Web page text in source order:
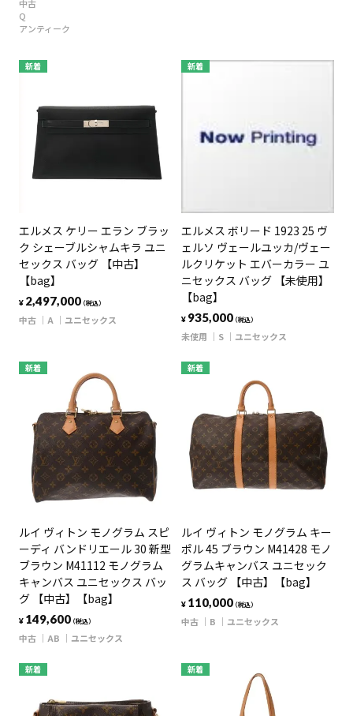
中古
Q
アンティーク
新着
エルメス ケリー エラン ブラッ
ク シェーブルシャムキラ ユニ
セックス バッグ 【中古】
【bag】
¥ 2,497,000（税込）
中古 A ユニセックス
新着
エルメス ボリード 1923 25 ヴ
ェルソ ヴェールユッカ/ヴェー
ルクリケット エバーカラー ユ
ニセックス バッグ 【未使用】
【bag】
¥ 935,000（税込）
未使用 S ユニセックス
新着
ルイ ヴィトン モノグラム スピ
ーディ バンドリエール 30 新型
ブラウン M41112 モノグラム
キャンバス ユニセックス バッ
グ 【中古】【bag】
¥ 149,600（税込）
中古 AB ユニセックス
新着
ルイ ヴィトン モノグラム キー
ポル 45 ブラウン M41428 モノ
グラムキャンバス ユニセック
ス バッグ 【中古】【bag】
¥ 110,000（税込）
中古 B ユニセックス
新着 新着